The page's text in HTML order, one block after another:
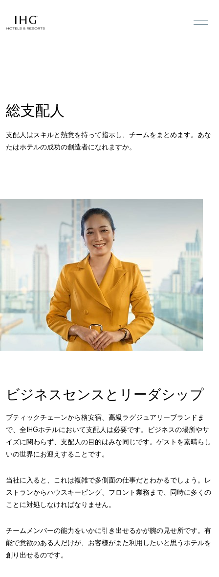
総支配人
支配人はスキルと熱意を持って指示し、チームをまとめます。あな
たはホテルの成功の創造者になれますか。
ビジネスセンスとリーダシップ
ブティックチェーンから格安宿、高級ラグジュアリーブランドま
で、全IHGホテルにおいて支配人は必要です。ビジネスの場所やサ
イズに関わらず、支配人の目的はみな同じです。ゲストを素晴らし
いの世界にお迎えすることです。
当社に入ると、これは複雑で多側面の仕事だとわかるでしょう。レ
ストランからハウスキーピング、フロント業務まで、同時に多くの
ことに対処しなければなりません。
チームメンバーの能力をいかに引き出せるかが腕の見せ所です。有
能で意欲のある人だけが、お客様がまた利用したいと思うホテルを
創り出せるのです。